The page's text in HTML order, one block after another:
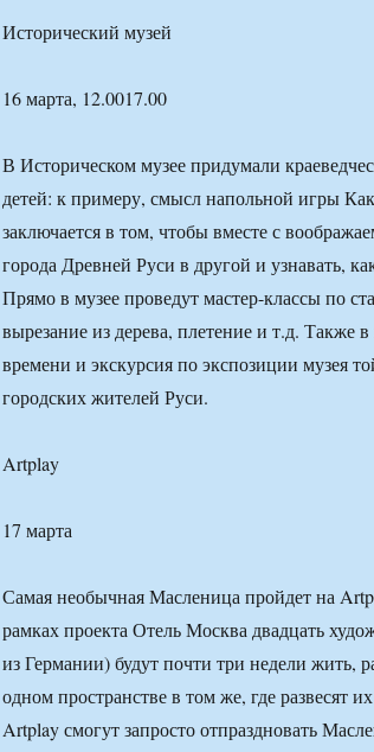
Исторический музей
16 марта, 12.0017.00
В Историческом музее придумали
детей: к примеру, смысл напольной игры
заключается в том, чтобы вместе с
города Древней Руси в другой и узнавать,
Прямо в музее проведут мастер-классы по
вырезание из дерева, плетение и т.д. Также
времени и экскурсия по экспозиции музея
городских жителей Руси.
Artplay
17 марта
Самая необычная Масленица пройдет на
рамках проекта Отель Москва двадцать
из Германии) будут почти три недели жить,
одном пространстве в том же, где развесят
Artplay смогут запросто отпраздновать